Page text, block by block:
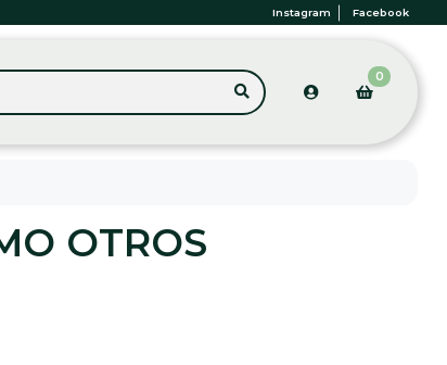
Instagram Facebook
0
OTROS